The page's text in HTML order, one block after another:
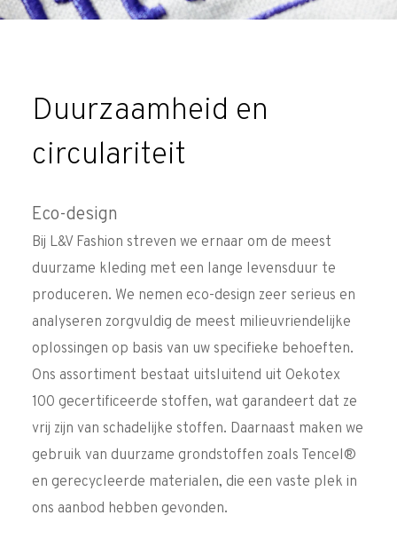
Duurzaamheid en
circulariteit
Eco-design
Bij L&V Fashion streven we ernaar om de meest
duurzame kleding met een lange levensduur te
produceren. We nemen eco-design zeer serieus en
analyseren zorgvuldig de meest milieuvriendelijke
oplossingen op basis van uw specifieke behoeften.
Ons assortiment bestaat uitsluitend uit Oekotex
100 gecertificeerde stoffen, wat garandeert dat ze
vrij zijn van schadelijke stoffen. Daarnaast maken we
gebruik van duurzame grondstoffen zoals Tencel®
en gerecycleerde materialen, die een vaste plek in
ons aanbod hebben gevonden.